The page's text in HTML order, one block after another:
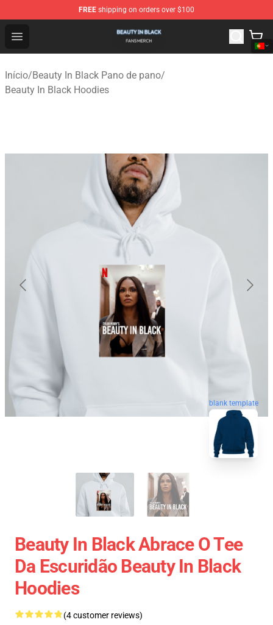
FREE shipping on orders over $100
Open menu
Beauty In Black Shop - Official Beauty In Black
Início/Beauty In Black Pano de pano/
Beauty In Black Hoodies
blank template
Beauty In Black Abrace O Tee
Da Escuridão Beauty In Black
Hoodies
(4 customer reviews)